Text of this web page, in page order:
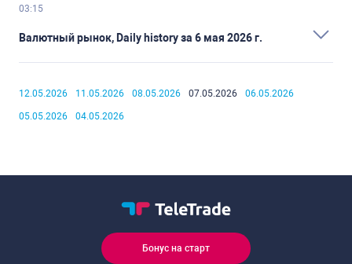
03:15
Валютный рынок, Daily history за 6 мая 2026 г.
12.05.2026 11.05.2026 08.05.2026 07.05.2026 06.05.2026
05.05.2026 04.05.2026
Бонус на старт